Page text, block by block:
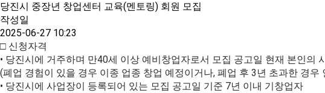
사
항
책
사
이
트
정
당진시 중장년 창업센터 교육(멘토링) 회원 모집
작성일
2025-06-27 10:23
□ 신청자격
• 당진시에 거주하며 만40세 이상 예비창업자로서 모집 공고일 현재 본인의
(폐업 경험이 있을 경우 이종 업종 창업 예정이거나, 폐업 후 3년 초과한 경우
• 당진시에 사업장이 등록되어 있는 모집 공고일 기준 7년 이내 기창업자